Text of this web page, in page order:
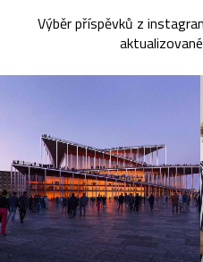
Výběr příspěvků z